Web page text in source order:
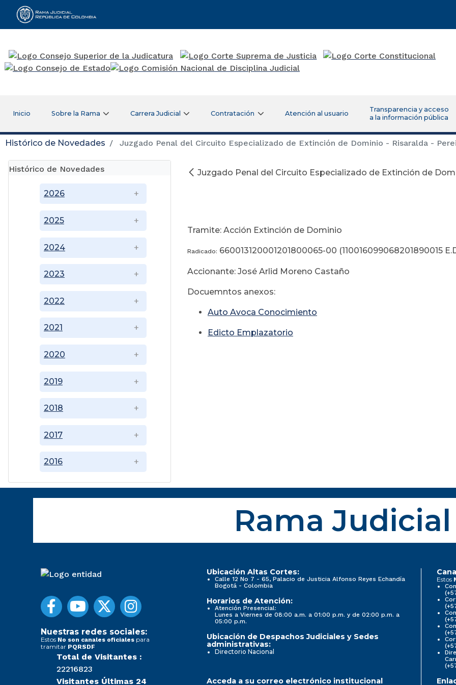
Rama Judicial
Inicio Sobre la Rama Carrera Judicial Contratación Atención al usuario
Transparencia y acceso
a la información pública
Histórico de Novedades Juzgado Penal del Circuito Especializado de Extinción de Dominio - Risaralda -
Histórico de Novedades
2016
2017
2018
2019
2020
2021
2022
2023
2024
2025
2026
Juzgado Penal del Circuito Especializado de Extinción de
Tramite: Acción Extinción de Dominio
Radicado: 660013120001201800065-00 (110016099068201890015
Accionante: José Arlid Moreno Castaño
Docuemntos anexos:
Auto Avoca Conocimiento
Edicto Emplazatorio
Rama Judicial
Nuestras redes sociales:
Estos No son canales oficiales para
tramitar PQRSDF
Total de Visitantes :
22216823
Visitantes Últimas 24
Ubicación Altas Cortes:
Calle 12 No 7 - 65, Palacio de Justicia Alfonso Reyes Echandía
Bogotá - Colombia
Horarios de Atención:
Atención Presencial:
Lunes a Viernes de 08:00 a.m. a 01:00 p.m. y de 02:00 p.m. a
05:00 p.m.
Ubicación de Despachos Judiciales y Sedes
administrativas:
Directorio Nacional
Estos
Acceda a su correo electrónico institucional